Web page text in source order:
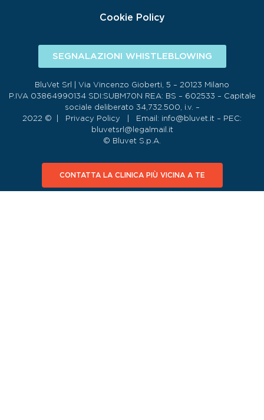
Cookie Policy
SEGNALAZIONI WHISTLEBLOWING
BluVet Srl | Via Vincenzo Gioberti, 5 – 20123 Milano
P.IVA 03864990134 SDI:SUBM70N REA: BS – 602533 – Capitale
sociale deliberato 34,732.500, i.v. –
2022 © |
Privacy Policy | Email: info@bluvet.it – PEC:
bluvetsrl@legalmail.it
© Bluvet S.p.A.
CONTATTA LA CLINICA PIÙ VICINA A TE